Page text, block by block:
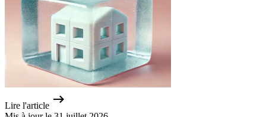
Lire l'article